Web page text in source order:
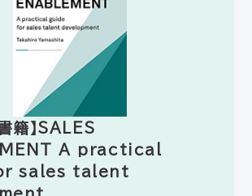
籍】SALES
A practical
sales talent